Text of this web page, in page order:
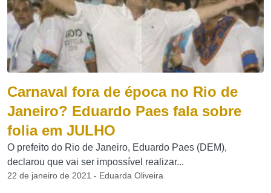
Carnaval fora de época no Rio de
Janeiro? Eduardo Paes fala sobre
folia em JULHO
O prefeito do Rio de Janeiro, Eduardo Paes (DEM),
declarou que vai ser impossível realizar...
22 de janeiro de 2021 - Eduarda Oliveira